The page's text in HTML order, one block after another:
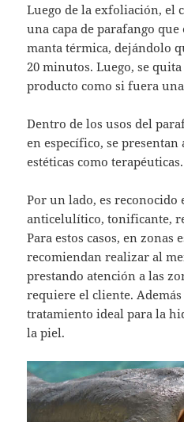
Luego de la exfoliación, el
una capa de parafango
manta térmica, dejándolo
20 minutos. Luego, se
producto como si fuera
Dentro de los usos del
en específico, se
estéticas como terapéuticas.
Por un lado, es reconocido
anticelulítico, tonificante,
Para estos casos, en zonas
recomiendan realizar al
prestando atención a las
requiere el cliente.
tratamiento ideal para la
la piel.